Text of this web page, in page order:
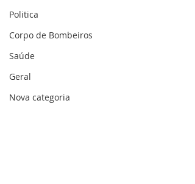
Politica
Corpo de Bombeiros
Saúde
Geral
Nova categoria